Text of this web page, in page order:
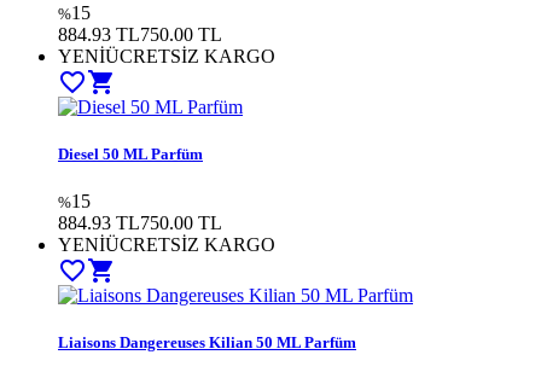
%15
884.93 TL750.00 TL
YENİÜCRETSİZ KARGO
favorite_bordershopping_cart
Diesel 50 ML Parfüm
%15
884.93 TL750.00 TL
YENİÜCRETSİZ KARGO
favorite_bordershopping_cart
Liaisons Dangereuses Kilian 50 ML Parfüm